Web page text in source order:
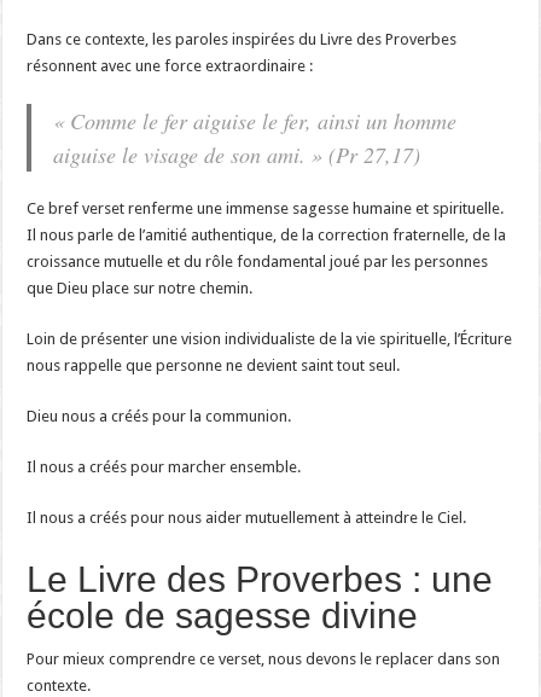
Dans ce contexte, les paroles inspirées du Livre des Proverbes
résonnent avec une force extraordinaire :
« Comme le fer aiguise le fer, ainsi un homme
aiguise le visage de son ami. » (Pr 27,17)
Ce bref verset renferme une immense sagesse humaine et spirituelle.
Il nous parle de l’amitié authentique, de la correction fraternelle, de la
croissance mutuelle et du rôle fondamental joué par les personnes
que Dieu place sur notre chemin.
Loin de présenter une vision individualiste de la vie spirituelle, l’Écriture
nous rappelle que personne ne devient saint tout seul.
Dieu nous a créés pour la communion.
Il nous a créés pour marcher ensemble.
Il nous a créés pour nous aider mutuellement à atteindre le Ciel.
Le Livre des Proverbes : une
école de sagesse divine
Pour mieux comprendre ce verset, nous devons le replacer dans son
contexte.